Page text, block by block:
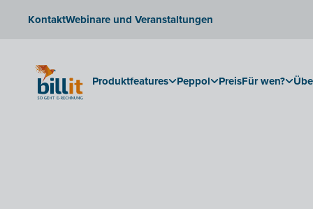
KontaktWebinare und Veranstaltungen
Produktfeatures Peppol PreisFür wen?